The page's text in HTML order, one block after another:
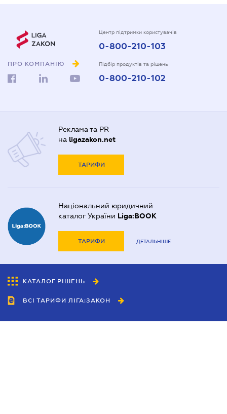
ПРО КОМПАНІЮ
Центр підтримки користувачів
0-800-210-103
Підбір продуктів та рішень
0-800-210-102
Реклама та PR
на ligazakon.net
ТАРИФИ
Національний юридичний
каталог України Liga:BOOK
ТАРИФИ ДЕТАЛЬНІШЕ
КАТАЛОГ РІШЕНЬ
ВСІ ТАРИФИ ЛІГА:ЗАКОН